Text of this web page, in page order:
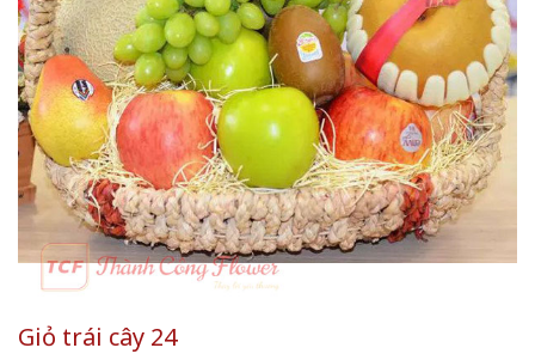
Giỏ trái cây 24